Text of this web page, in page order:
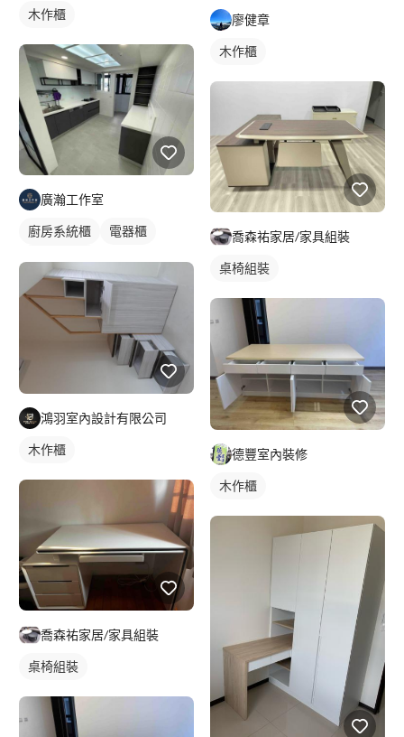
木作櫃
廣瀚工作室
廚房系統櫃
電器櫃
鴻羽室內設計有限公司
木作櫃
喬森祐家居/家具組裝
桌椅組裝
廖健章
木作櫃
喬森祐家居/家具組裝
桌椅組裝
德豐室內裝修
木作櫃